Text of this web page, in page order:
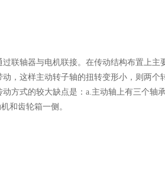
轴器与电机联接。在传动结构布置上主
，这样主动转子轴的扭转变形小，则两个
方式的较大缺点是：a.主动轴上有三个轴
和齿轮箱一侧。